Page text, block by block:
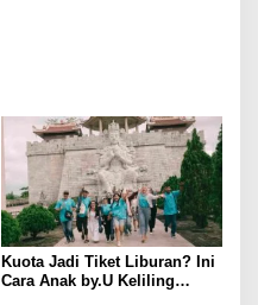
Kuota Jadi Tiket Liburan? Ini
Cara Anak by.U Keliling